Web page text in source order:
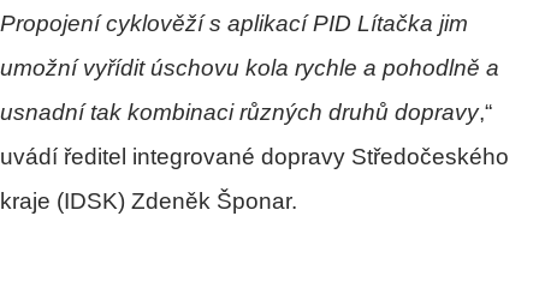
Propojení cyklověží s aplikací PID Lítačka jim
umožní vyřídit úschovu kola rychle a pohodlně a
usnadní tak kombinaci různých druhů dopravy,“
uvádí ředitel integrované dopravy Středočeského
kraje (IDSK) Zdeněk Šponar.